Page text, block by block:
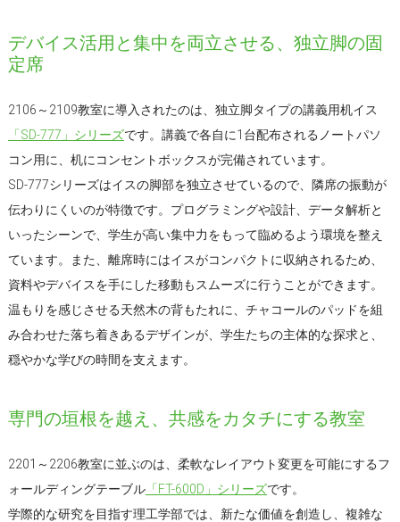
デバイス活用と集中を両立させる、独立脚の固
定席
2106～2109教室に導入されたのは、独立脚タイプの講義用机イス
「SD-777」シリーズです。講義で各自に1台配布されるノートパソ
コン用に、机にコンセントボックスが完備されています。
SD-777シリーズはイスの脚部を独立させているので、隣席の振動が
伝わりにくいのが特徴です。プログラミングや設計、データ解析と
いったシーンで、学生が高い集中力をもって臨めるよう環境を整え
ています。また、離席時にはイスがコンパクトに収納されるため、
資料やデバイスを手にした移動もスムーズに行うことができます。
温もりを感じさせる天然木の背もたれに、チャコールのパッドを組
み合わせた落ち着きあるデザインが、学生たちの主体的な探求と、
穏やかな学びの時間を支えます。
専門の垣根を越え、共感をカタチにする教室
2201～2206教室に並ぶのは、柔軟なレイアウト変更を可能にするフ
ォールディングテーブル「FT-600D」シリーズです。
学際的な研究を目指す理工学部では、新たな価値を創造し、複雑な